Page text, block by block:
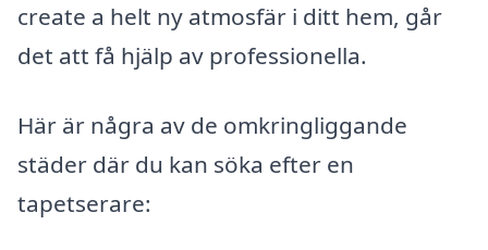
create a helt ny atmosfär i ditt hem, går
det att få hjälp av professionella.
Här är några av de omkringliggande
städer där du kan söka efter en
tapetserare: